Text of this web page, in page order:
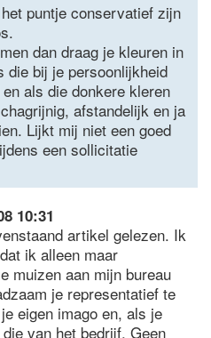
puntje conservatief zijn
dan draag je kleuren in
die bij je persoonlijkheid
als die donkere kleren
afstandelijk en ja
Lijkt mij niet een goed
een sollicitatie
10:31
artikel gelezen. Ik
ik alleen maar
muizen aan mijn bureau
je representatief te
eigen imago en, als je
van het bedrijf. Geen